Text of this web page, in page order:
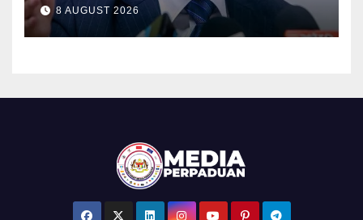
Saarani
8 AUGUST 2026